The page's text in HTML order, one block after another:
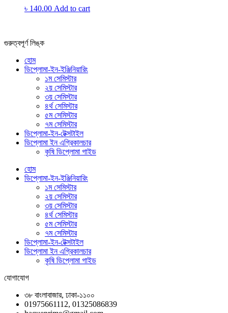
৳ 140.00 Add to cart
গুরুত্বপূর্ণ লিঙ্ক
হোম
ডিপ্লোমা-ইন-ইঞ্জিনিয়ারিং
১ম সেমিস্টার
২য় সেমিস্টার
৩য় সেমিস্টার
৪র্থ সেমিস্টার
৫ম সেমিস্টার
৭ম সেমিস্টার
ডিপ্লোমা-ইন-টেক্সটাইল
ডিপ্লোমা ইন এগ্রিকালচার
কৃষি ডিপ্লোমা গাইড
হোম
ডিপ্লোমা-ইন-ইঞ্জিনিয়ারিং
১ম সেমিস্টার
২য় সেমিস্টার
৩য় সেমিস্টার
৪র্থ সেমিস্টার
৫ম সেমিস্টার
৭ম সেমিস্টার
ডিপ্লোমা-ইন-টেক্সটাইল
ডিপ্লোমা ইন এগ্রিকালচার
কৃষি ডিপ্লোমা গাইড
যোগাযোগ
৩৮ বাংলাবাজার, ঢাকা-১১০০
01975661112, 01325086839